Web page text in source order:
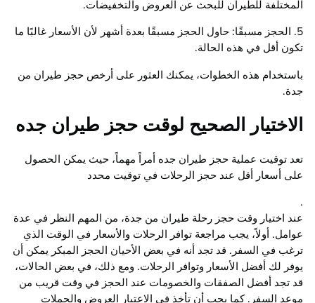
المختلفة للطيران للبحث عن العروض والتخفيضات.
5. الحجز مسبقًا: حاول الحجز مسبقًا بعدة أشهر لأن الأسعار غالبًا ما
تكون أقل في هذه الحالة.
باستخدام هذه الخطوات، يمكنك العثور على أرخص حجز طيران من
جدة.
الاختيار الصحيح لوقت حجز طيران جده
تعد توقيت عملية حجز طيران جده أمراً مهماً، حيث يمكن الحصول
على أسعار أقل عند حجز الرحلات في توقيت محدد
.
عند اختيار وقت حجز رحلة طيران من جدة، من المهم النظر في عدة
عوامل. أولاً، يجب مراجعة توافر الرحلات والأسعار في الوقت الذي
ترغب في السفر. قد تجد أنه في بعض الأحيان الحجز المبكر يمكن أن
يوفر لك أفضل الأسعار وتوافر الرحلات. ومع ذلك، في بعض الحالات،
قد تجد أفضل الصفقات والخصومات عند الحجز في وقت قريب من
موعد السفر. كما يجب أن تأخذ في الاعتبار العروض والحملات